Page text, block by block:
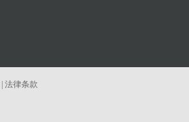
法律条款